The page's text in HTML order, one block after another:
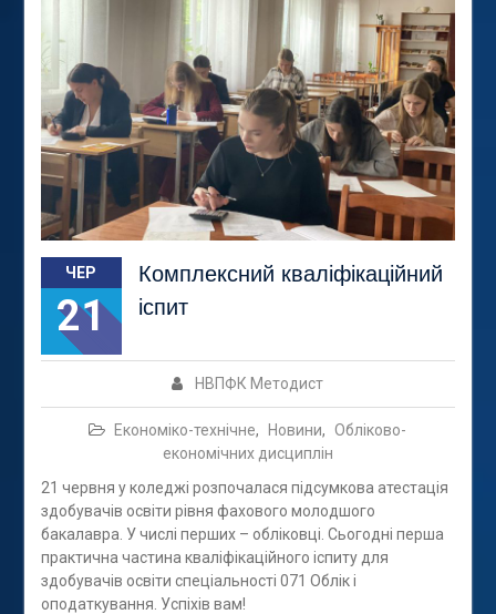
ЧЕР
21
Комплексний кваліфікаційний
іспит
НВПФК Методист
Економіко-технічне, Новини, Обліково-
економічних дисциплін
21 червня у коледжі розпочалася підсумкова атестація
здобувачів освіти рівня фахового молодшого
бакалавра. У числі перших – обліковці. Сьогодні перша
практична частина кваліфікаційного іспиту для
здобувачів освіти спеціальності 071 Облік і
оподаткування. Успіхів вам!